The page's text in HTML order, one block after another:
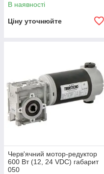
В наявності
Ціну уточнюйте
Черв'ячний мотор-редуктор
600 Вт (12, 24 VDC) габарит
050